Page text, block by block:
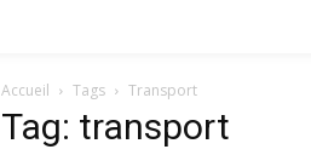
Accueil Tags Transport
Tag: transport